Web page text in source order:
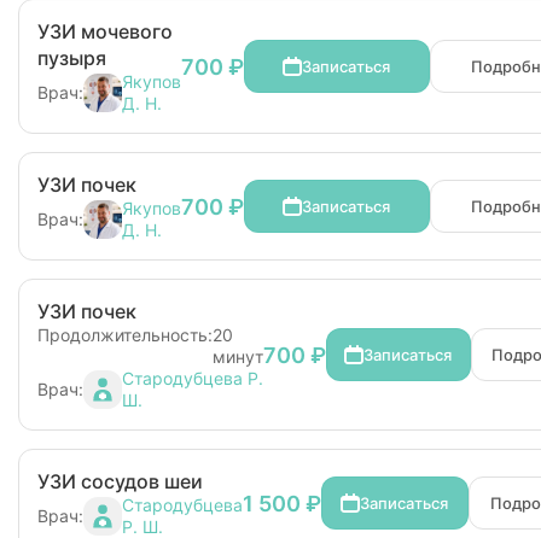
УЗИ мочевого
пузыря
Врач:
Якупов
Д. Н.
700 ₽ Записаться
УЗИ почек
Врач:
Якупов
Д. Н.
700 ₽ Записаться
УЗИ почек
Продолжительность:20
минут
Врач:
Стародубцева Р.
Ш.
700 ₽ Записаться
УЗИ сосудов шеи
Врач:
Стародубцева
Р. Ш.
1 500 ₽ Записаться